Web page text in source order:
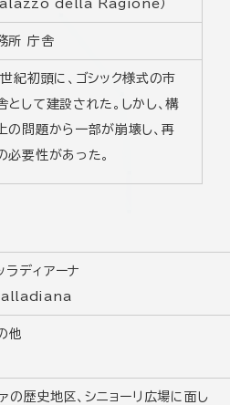
della Ragione）
所 庁舎
紀初頭に、ゴシック様式の市
として建設された。しかし、構
の問題から一部が崩壊し、再
必要性があった。
ラディアーナ
他
の歴史地区、シニョーリ広場に面し